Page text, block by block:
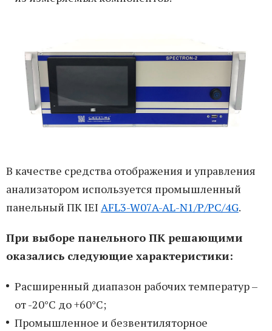
В качестве средства отображения и управления
анализатором используется промышленный
панельный ПК IEI AFL3-W07A-AL-N1/P/PC/4G.
При выборе панельного ПК решающими
оказались следующие характеристики:
Расширенный диапазон рабочих температур –
от -20°C до +60°C;
Промышленное и безвентиляторное